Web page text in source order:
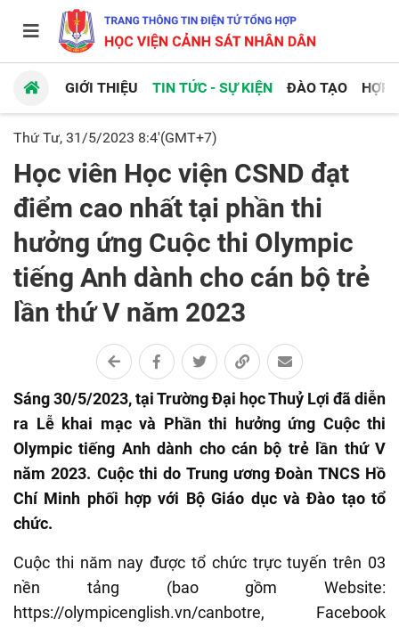
GIỚI THIỆU TIN TỨC - SỰ KIỆN ĐÀO TẠO HỢP
Thứ Tư, 31/5/2023 8:4'(GMT+7)
Học viên Học viện CSND đạt
điểm cao nhất tại phần thi
hưởng ứng Cuộc thi Olympic
tiếng Anh dành cho cán bộ trẻ
lần thứ V năm 2023
Sáng 30/5/2023, tại Trường Đại học Thuỷ Lợi đã diễn
ra Lễ khai mạc và Phần thi hưởng ứng Cuộc thi
Olympic tiếng Anh dành cho cán bộ trẻ lần thứ V
năm 2023. Cuộc thi do Trung ương Đoàn TNCS Hồ
Chí Minh phối hợp với Bộ Giáo dục và Đào tạo tổ
chức.
Cuộc thi năm nay được tổ chức trực tuyến trên 03
nền tảng (bao gồm Website:
https://olympicenglish.vn/canbotre, Facebook